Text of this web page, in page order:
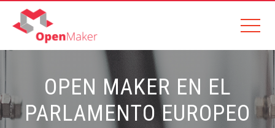
OPEN MAKER EN EL
PARLAMENTO EUROPEO